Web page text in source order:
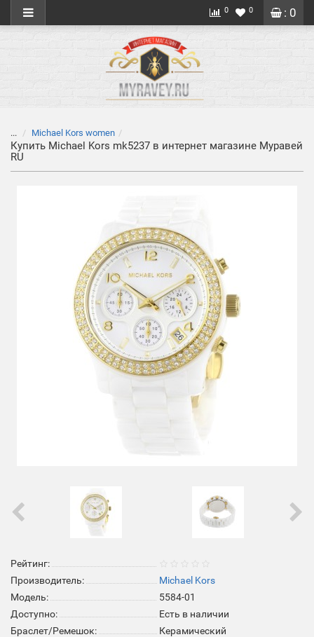
: 0
0 0
... Michael Kors women
Купить Michael Kors mk5237 в интернет магазине Муравей
RU
Рейтинг:
Производитель:
Michael Kors
Модель:
5584-01
Доступно:
Есть в наличии
Браслет/Ремешок:
Керамический